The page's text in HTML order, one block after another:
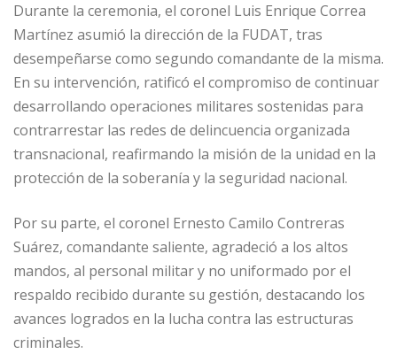
Durante la ceremonia, el coronel Luis Enrique Correa
Martínez asumió la dirección de la FUDAT, tras
desempeñarse como segundo comandante de la misma.
En su intervención, ratificó el compromiso de continuar
desarrollando operaciones militares sostenidas para
contrarrestar las redes de delincuencia organizada
transnacional, reafirmando la misión de la unidad en la
protección de la soberanía y la seguridad nacional.
Por su parte, el coronel Ernesto Camilo Contreras
Suárez, comandante saliente, agradeció a los altos
mandos, al personal militar y no uniformado por el
respaldo recibido durante su gestión, destacando los
avances logrados en la lucha contra las estructuras
criminales.